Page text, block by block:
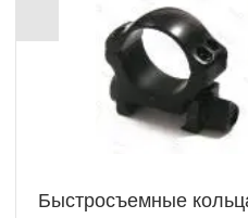
Быстросъемные